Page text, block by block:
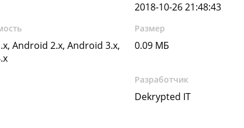
2018-10-26 21:48:43
Android 2.x, Android 3.x,
Размер
0.09 МБ
Разработчик
Dekrypted IT